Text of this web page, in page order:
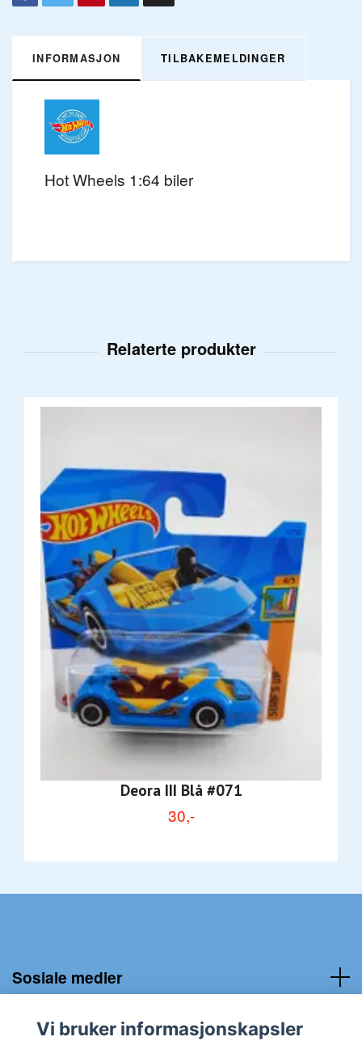
INFORMASJON TILBAKEMELDINGER
Hot Wheels 1:64 biler
Deora III Blå #071
30,-
Sosiale medier
Kundeservice:
Vi bruker informasjonskapsler